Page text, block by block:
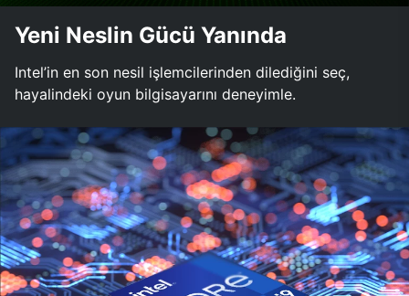
Yeni Neslin Gücü Yanında
Intel’in en son nesil işlemcilerinden dilediğini seç,
hayalindeki oyun bilgisayarını deneyimle.